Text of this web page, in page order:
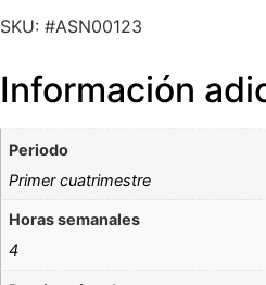
SKU: #ASN00123
Información
Periodo
Primer cuatrimestre
Horas semanales
4